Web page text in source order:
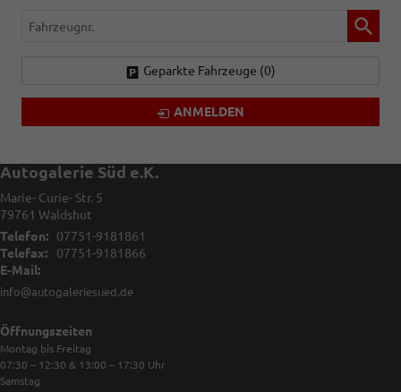
Fahrzeugnr.
Geparkte Fahrzeuge (0)
ANMELDEN
Autogalerie Süd e.K.
Marie- Curie- Str. 5
79761 Waldshut
Telefon:
07751-9181861
Telefax:
07751-9181866
E-Mail:
info@autogaleriesued.de
Öffnungszeiten
Montag bis Freitag
07:30 – 12:30 & 13:00 – 17:30 Uhr
Samstag